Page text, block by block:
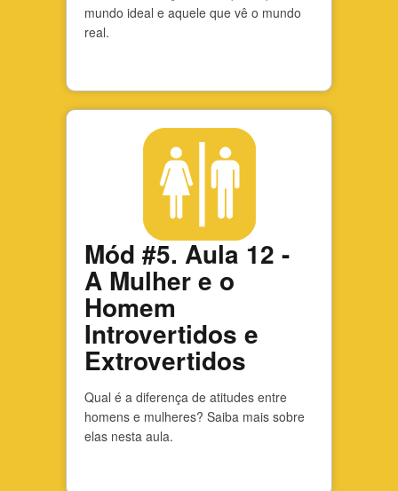
mundo ideal e aquele que vê o mundo
real.
Mód #5. Aula 12 -
A Mulher e o
Homem
Introvertidos e
Extrovertidos
Qual é a diferença de atitudes entre
homens e mulheres? Saiba mais sobre
elas nesta aula.